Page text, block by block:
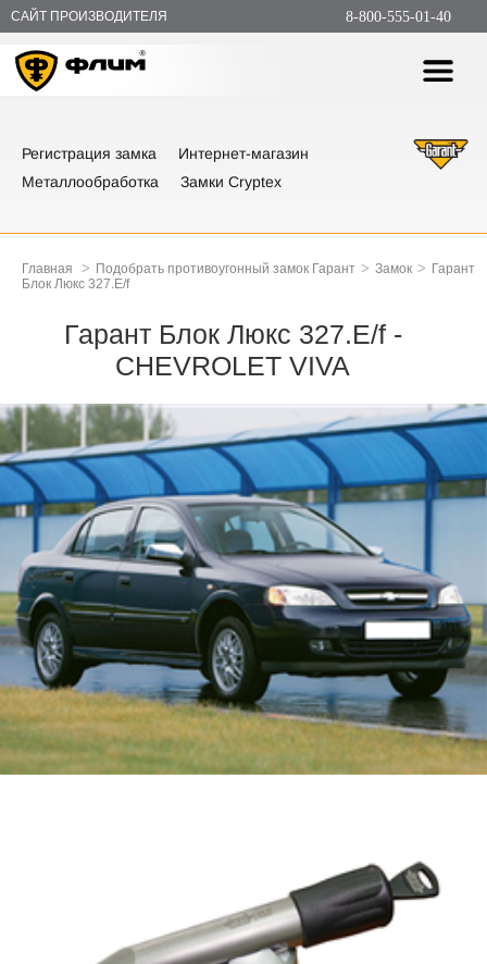
САЙТ ПРОИЗВОДИТЕЛЯ 8-800-555-01-40
Регистрация замка
Интернет-магазин
Металлообработка
Замки Cryptex
Главная > Подобрать противоугонный замок Гарант > Замок > Гарант
Блок Люкс 327.E/f
Гарант Блок Люкс 327.E/f -
CHEVROLET VIVA